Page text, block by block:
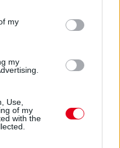
in below Google
my
my
Use,
of my
with the
közelebb.
megszakítás,